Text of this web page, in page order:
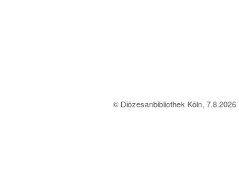
© Diözesanbibliothek Köln, 7.8.2026